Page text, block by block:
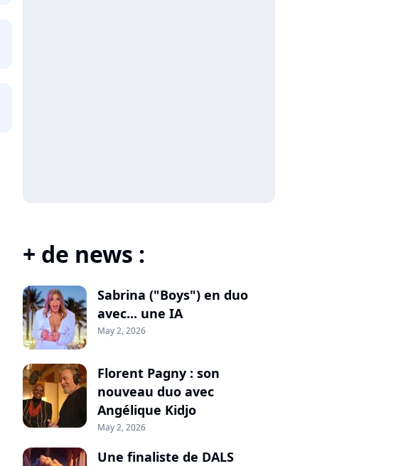
+ de news :
Sabrina ("Boys") en duo
avec... une IA
May 2, 2026
Florent Pagny : son
nouveau duo avec
Angélique Kidjo
May 2, 2026
Une finaliste de DALS